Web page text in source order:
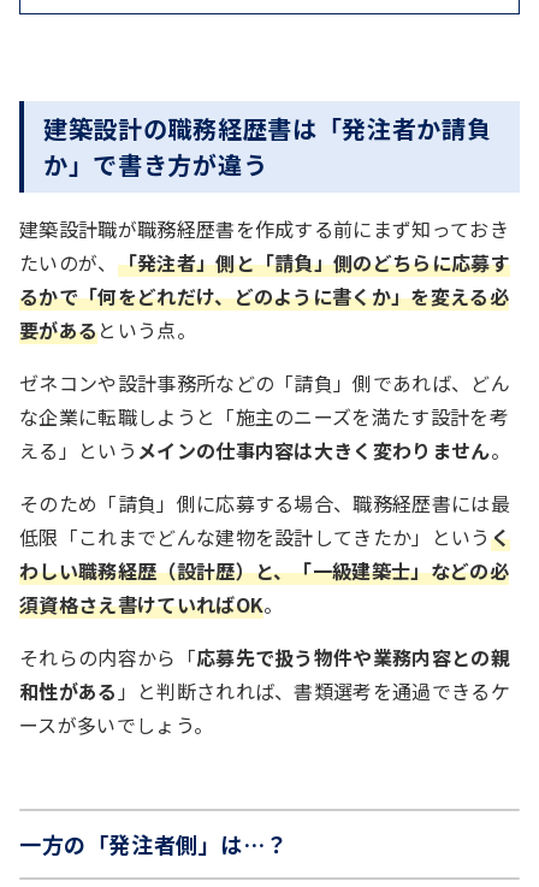
建築設計の職務経歴書は「発注者か請負
か」で書き方が違う
建築設計職が職務経歴書を作成する前にまず知っておき
たいのが、 「発注者」側と「請負」側のどちらに応募す
るかで「何をどれだけ、どのように書くか」を変える必
要があるという点。
ゼネコンや設計事務所などの「請負」側であれば、どん
な企業に転職しようと「施主のニーズを満たす設計を考
える」という メインの仕事内容は大きく変わりません。
そのため「請負」側に応募する場合、職務経歴書には最
低限「これまでどんな建物を設計してきたか」というく
わしい職務経歴（設計歴）と、「一級建築士」などの必
須資格さえ書けていればOK。
それらの内容から「応募先で扱う物件や業務内容との親
和性がある 」と判断されれば、書類選考を通過できるケ
ースが多いでしょう。
一方の「発注者側」は…？